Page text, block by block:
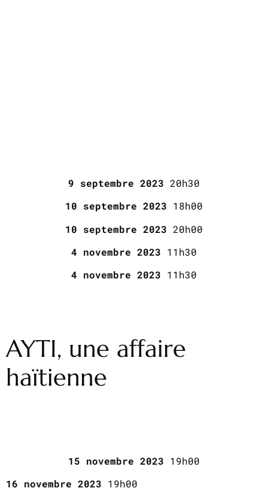
9 septembre 2023 20h30
10 septembre 2023 18h00
10 septembre 2023 20h00
4 novembre 2023 11h30
4 novembre 2023 11h30
AYTI, une affaire
haïtienne
15 novembre 2023 19h00
16 novembre 2023 19h00